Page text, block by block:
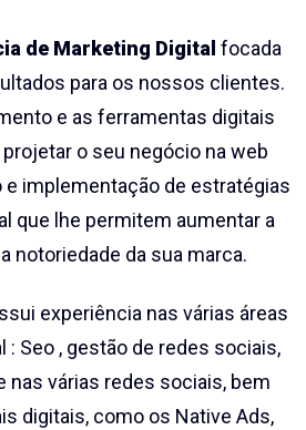
de Marketing Digital focada
para os nossos clientes.
e as ferramentas digitais
o seu negócio na web
e implementação de estratégias
que lhe permitem aumentar a
notoriedade da sua marca.
experiência nas várias áreas
: Seo , gestão de redes sociais,
nas várias redes sociais, bem
digitais, como os Native Ads,